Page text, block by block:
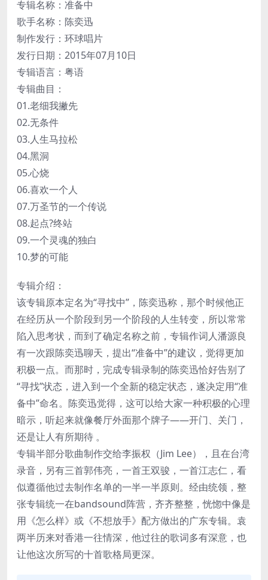
专辑名称：准备中
歌手名称：陈奕迅
制作发行：环球唱片
发行日期：2015年07月10日
专辑语言：粤语
专辑曲目：
01.老细我撇先
02.无条件
03.人生马拉松
04.黑洞
05.心烧
06.喜欢一个人
07.万圣节的一个传说
08.起点?终站
09.一个灵魂的独白
10.梦的可能
专辑介绍：
该专辑原本定名为“寻找中”，陈奕迅称，那个时候他正
在经历从一个阶段到另一个阶段的人生转变，所以常常
陷入思考状，而到了确定名称之前，专辑作词人潘源良
有一次跟陈奕迅聊天，提出“准备中”的建议，觉得更加
积极一点。而那时，完成专辑录制的陈奕迅恰好告别了
“寻找”状态，进入到一个全新的稳定状态，遂决定用“准
备中”命名。陈奕迅觉得，这可以给大家一种积极的心理
暗示，听起来就像餐厅外面那个牌子——开门、关门，
还是让人有所期待 。
专辑半部分歌曲制作交给李振权（Jim Lee），且在台湾
录音，另有三首郭伟亮，一首王双骏，一首江志仁，看
似遵循他过去制作名单的一半一半原则。经由统领，整
张专辑统一在bandsound阵营，齐齐整整，恍惚中像是
用《怎么样》或《不想放手》配方做出的广东专辑。袁
两半历来对香港一往情深，他过往的歌词多有深意，也
让他这次所写的十首歌格局更深。